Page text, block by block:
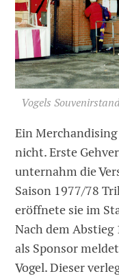
Vogels
Ein Merchandising
nicht. Erste
unternahm die
Saison 1977/78
eröffnete sie im
Nach dem Abstieg
als Sponsor
Vogel. Dieser